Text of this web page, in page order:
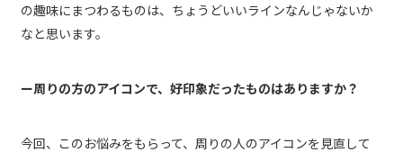
の趣味にまつわるものは、ちょうどいいラインなんじゃないか
なと思います。
ー周りの方のアイコンで、好印象だったものはありますか？
今回、このお悩みをもらって、周りの人のアイコンを見直して